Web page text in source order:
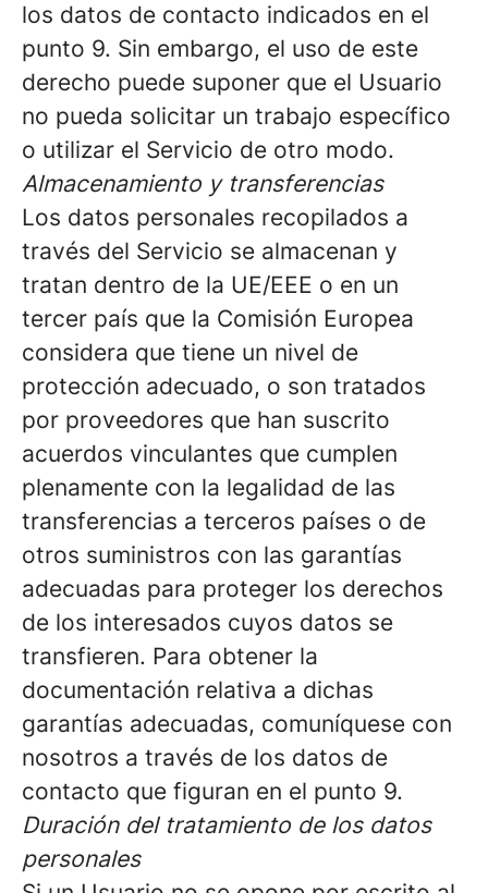
los datos de contacto indicados en el
punto 9. Sin embargo, el uso de este
derecho puede suponer que el Usuario
no pueda solicitar un trabajo específico
o utilizar el Servicio de otro modo.
Almacenamiento y transferencias
Los datos personales recopilados a
través del Servicio se almacenan y
tratan dentro de la UE/EEE o en un
tercer país que la Comisión Europea
considera que tiene un nivel de
protección adecuado, o son tratados
por proveedores que han suscrito
acuerdos vinculantes que cumplen
plenamente con la legalidad de las
transferencias a terceros países o de
otros suministros con las garantías
adecuadas para proteger los derechos
de los interesados cuyos datos se
transfieren. Para obtener la
documentación relativa a dichas
garantías adecuadas, comuníquese con
nosotros a través de los datos de
contacto que figuran en el punto 9.
Duración del tratamiento de los datos
personales